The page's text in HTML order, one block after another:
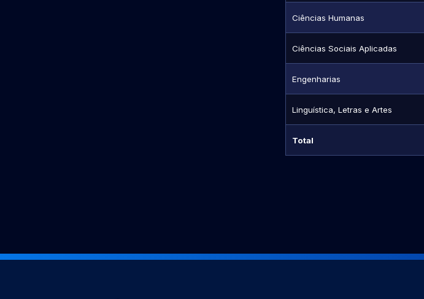
Ciências Humanas
Ciências Sociais Aplicadas
Engenharias
Linguística, Letras e Artes
Total